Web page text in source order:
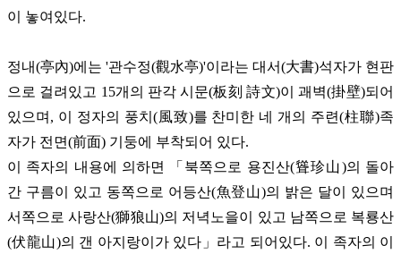
이 놓여있다.
정내(亭內)에는 '관수정(觀水亭)'이라는 대서(大書)석자가 현판
으로 걸려있고 15개의 판각 시문(板刻 詩文)이 괘벽(掛壁)되어
있으며, 이 정자의 풍치(風致)를 찬미한 네 개의 주련(柱聯)족
자가 전면(前面) 기둥에 부착되어 있다.
이 족자의 내용에 의하면 「북쪽으로 용진산(聳珍山)의 돌아
간 구름이 있고 동쪽으로 어등산(魚登山)의 밝은 달이 있으며
서쪽으로 사랑산(獅狼山)의 저녁노을이 있고 남쪽으로 복룡산
(伏龍山)의 갠 아지랑이가 있다」라고 되어있다. 이 족자의 이